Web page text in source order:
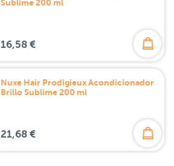
Sublime 200 ml
16,58 €
Nuxe Hair Prodigieux Acondicionador
Brillo Sublime 200 ml
21,68 €